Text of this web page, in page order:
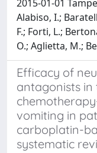
2015-01-01
Alabiso, I.;
F.; Forti, L.;
O.; Aglietta, M.;
Efficacy of
antagonists
vomiting in
carboplatin-
systematic